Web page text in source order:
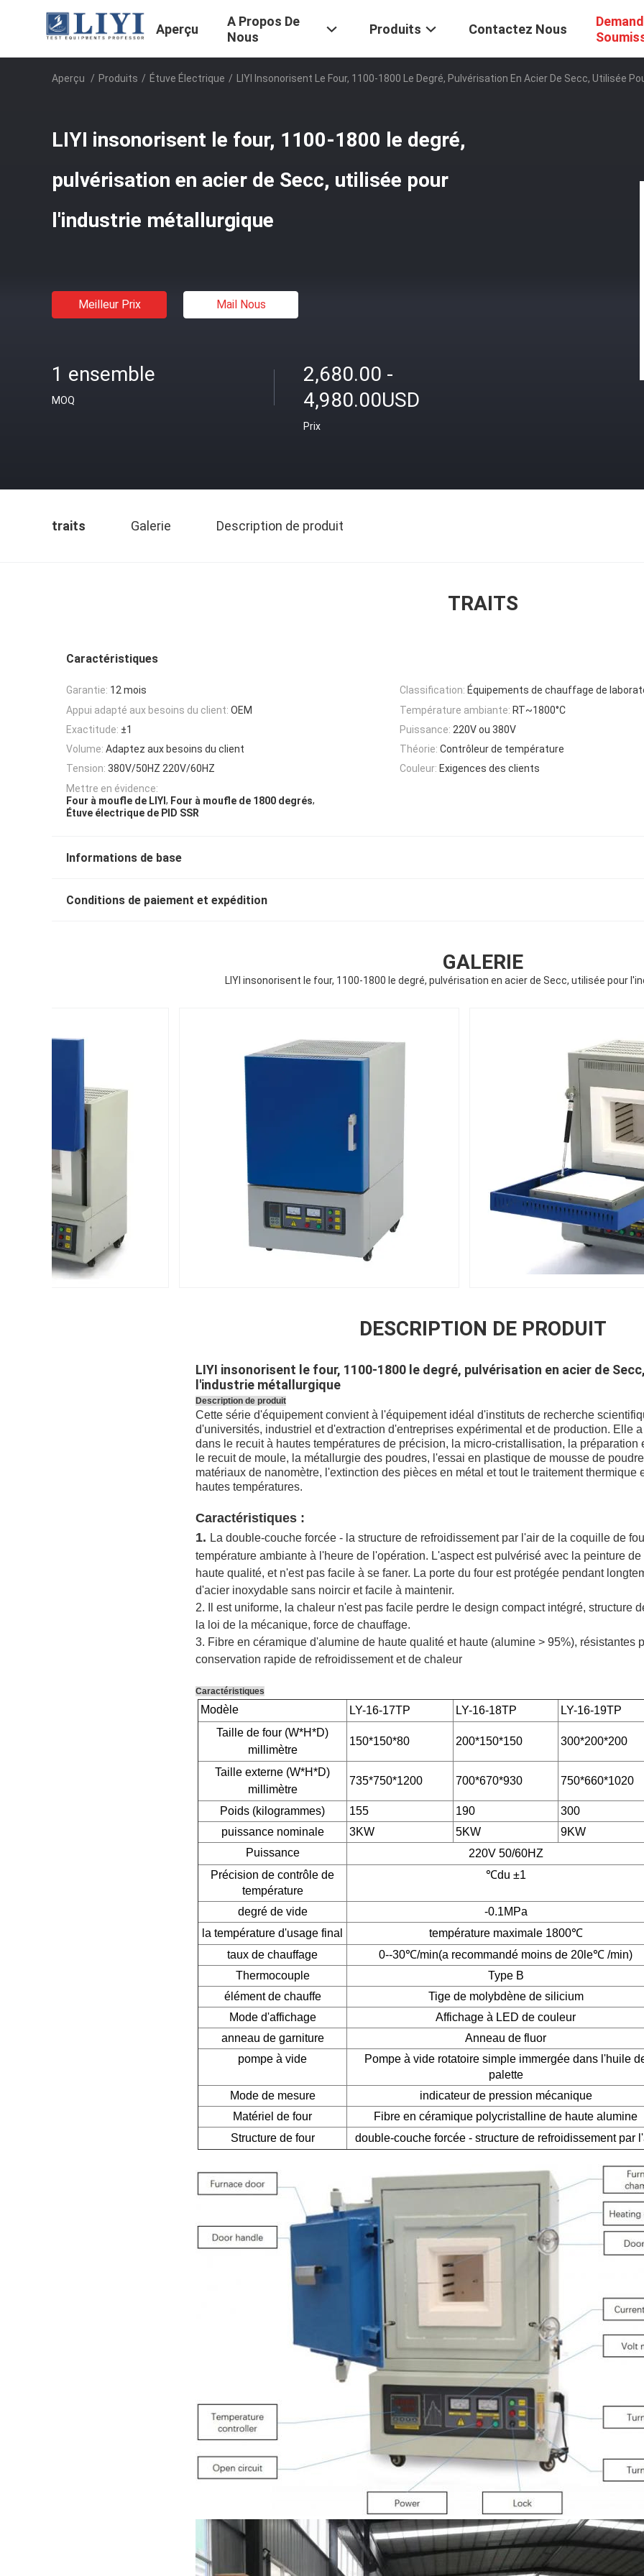
Aperçu
A Propos De
Nous
Produits Contactez Nous
Aperçu / Produits / Étuve Électrique / LIYI Insonorisent Le Four, 1100-1800 Le Degré, Pulvérisation En Acier De Secc, Utilisée
LIYI insonorisent le four, 1100-1800 le degré,
pulvérisation en acier de Secc, utilisée pour
l'industrie métallurgique
Meilleur Prix Mail Nous
1 ensemble
MOQ
2,680.00 -
4,980.00USD
Prix
traits Galerie Description de produit
TRAITS
Caractéristiques
Garantie: 12 mois Classification: Équipements de chauffage de
Appui adapté aux besoins du client: OEM Température ambiante: RT~1800°C
Exactitude: ±1 Puissance: 220V ou 380V
Volume: Adaptez aux besoins du client Théorie: Contrôleur de température
Tension: 380V/50HZ 220V/60HZ Couleur: Exigences des clients
Mettre en évidence:
Four à moufle de LIYI , Four à moufle de 1800 degrés,
Étuve électrique de PID SSR
Informations de base
Conditions de paiement et expédition
GALERIE
LIYI insonorisent le four, 1100-1800 le degré, pulvérisation en acier de Secc, utilisée pour
DESCRIPTION DE PRODUIT
LIYI insonorisent le four, 1100-1800 le degré, pulvérisation en acier de
l'industrie métallurgique
Description de produit
Cette série d'équipement convient à l'équipement idéal d'instituts de recherche
d'universités, industriel et d'extraction d'entreprises expérimental et de production. Elle
dans le recuit à hautes températures de précision, la micro-cristallisation, la préparation
le recuit de moule, la métallurgie des poudres, l'essai en plastique de mousse de
matériaux de nanomètre, l'extinction des pièces en métal et tout le traitement thermique
hautes températures.
Caractéristiques :
1. La double-couche forcée - la structure de refroidissement par l'air de la coquille de
température ambiante à l'heure de l'opération. L'aspect est pulvérisé avec la peinture
haute qualité, et n'est pas facile à se faner. La porte du four est protégée pendant
d'acier inoxydable sans noircir et facile à maintenir.
2.
Il est uniforme, la chaleur n'est pas facile perdre le design compact intégré, structure
la loi de la mécanique, force de chauffage.
3. Fibre en céramique d'alumine de haute qualité et haute (alumine > 95%), résistantes
conservation rapide de refroidissement et de chaleur
Caractéristiques
Modèle LY-16-17TP LY-16-18TP
LY-16-19TP
Taille de four (W*H*D)
millimètre
150*150*80 200*150*150 300*200*200
Taille externe (W*H*D)
millimètre
735*750*1200 700*670*930 750*660*1020
Poids (kilogrammes) 155 190
300
puissance nominale
3KW 5KW
9KW
Puissance
220V 50/60HZ
Précision de contrôle de
température
℃du ±1
degré de vide
-0.1MPa
la température d'usage final
température maximale 1800℃
taux de chauffage
0--30℃/min(a recommandé moins de 20 le℃/min)
Thermocouple
Type B
élément de chauffe
Tige de molybdène de silicium
Mode d'affichage
Affichage à LED de couleur
anneau de garniture
Anneau de fluor
pompe à vide
Pompe à vide rotatoire simple immergée dans l'huile
palette
Mode de mesure
indicateur de pression mécanique
Matériel de four
Fibre en céramique polycristalline de haute alumine
Structure de four
double-couche forcée - structure de refroidissement par